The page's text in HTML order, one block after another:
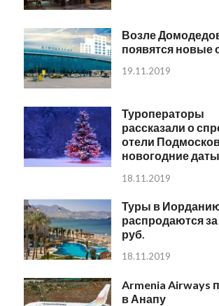
Возле
появятся новые
19.11.2019
Туроператоры
рассказали о
отели
новогодние даты
18.11.2019
Туры в
распродаются за
руб.
18.11.2019
Armenia Airways
в Анапу